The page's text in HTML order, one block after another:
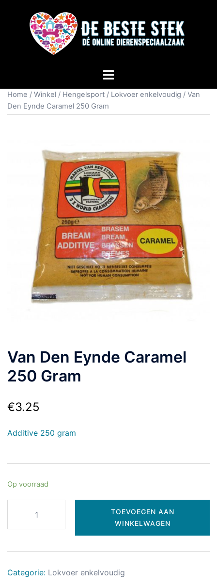
Home / Winkel / Hengelsport / Lokvoer enkelvoudig / Van
Den Eynde Caramel 250 Gram
Van Den Eynde Caramel
250 Gram
€3.25
Additive 250 gram
Op voorraad
TOEVOEGEN AAN
WINKELWAGEN
Categorie: Lokvoer enkelvoudig